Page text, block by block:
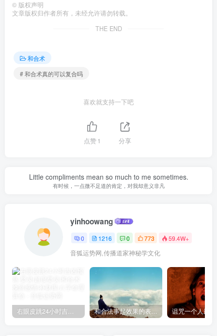
© 版权声明
文章版权归作者所有，未经允许请勿转载。
THE END
和合术
# 和合术真的可以复合吗
喜欢就支持一下吧
点赞1 分享
Little compliments mean so much to me sometimes.
有时候，一点微不足道的肯定，对我却意义非凡
yinhoowang
0 1216 0 773 59.4W+
音狐运势网,传播道家神秘学文化
右眼皮跳24小时吉凶预兆 和合法事起效果的表现，出现这些就要留意了